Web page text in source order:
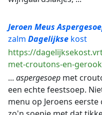
Jeroen Meus
zalm Dagelijkse kost
https://
met-croutons-en-
... aspergesoep met
een echte feestsoep.
menu op Jeroens